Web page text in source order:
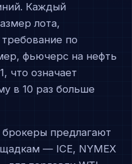
Каждый
лота,
по
фьючерс на нефть
что означает
в 10 раз больше
предлагают
— ICE, NYMEX